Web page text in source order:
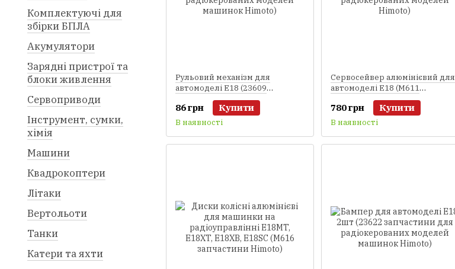
Рульовий механізм для
автомоделі E18 (23609
запчастини для
радіокерованих моделей
машинок Himoto)
86 грн Купити
В наявності
Сервосейвер алюмінієвий для
автомоделі E18 (M611
запчастини для
радіокерованих моделей
Himoto)
780 грн Купити
В наявності
Комплектуючі для
збірки БПЛА
Акумулятори
Зарядні пристрої та
блоки живлення
Сервоприводи
Інструмент, сумки,
хімія
Машини
Квадрокоптери
Літаки
Вертольоти
Танки
Катери та яхти